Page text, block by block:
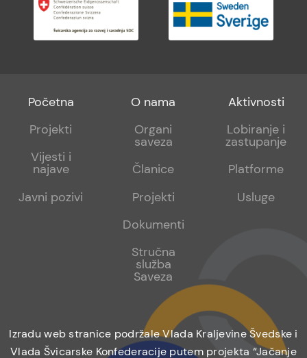
Footer
menu
Početna
Projekti
Vijesti i
najave
Javni pozivi
Footer
sub
O nama
Organi
saveza
Članice
Projekti
Dokumenti
Stručna
služba
Saveza
Footer
sub
Aktivnosti
Lobiranje i
zastupanje
Platforme
Usluge
Izradu web stranice podržale Vlada Kraljevine Švedske i
Vlada Švicarske Konfederacije putem projekta “Jačanje